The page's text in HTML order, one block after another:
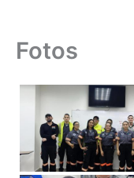
Fotos